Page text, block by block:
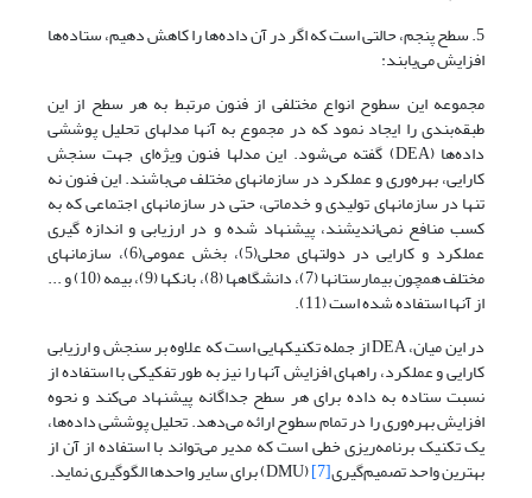
5. سطح پنجم، حالتی است که اگر در آن داده‌ها را کاهش دهیم، ستاده‌ها
افزایش می‌یابند:
مجموعه این سطوح انواع مختلفی از فنون مرتبط به هر سطح از این
طبقه‌بندی را ایجاد نمود که در مجموع به آنها مدلهای تحلیل پوششی
داده‌ها (DEA) گفته می‌شود. این مدلها فنون ویژه‌ای جهت سنجش
کارایی، بهره‌وری و عملکرد در سازمانهای مختلف می‌باشند. این فنون نه
تنها در سازمانهای تولیدی و خدماتی، حتی در سازمانهای اجتماعی که به
کسب منافع نمی‌اندیشند، پیشنهاد شده و در ارزیابی و اندازه گیری
عملکرد و کارایی در دولتهای محلی(5)، بخش عمومی(6)، سازمانهای
مختلف همچون بیمارستانها (7)، دانشگاهها (8)، بانکها (9)، بیمه (10) و ...
از آنها استفاده شده است (11).
در این میان، DEA از جمله تکنیکهایی است که علاوه بر سنجش و ارزیابی
کارایی و عملکرد، راههای افزایش آنها را نیز به طور تفکیکی با استفاده از
نسبت ستاده به داده برای هر سطح جداگانه پیشنهاد می‌کند و نحوه
افزایش بهره‌وری را در تمام سطوح ارائه می‌دهد. تحلیل پوششی داده‌ها،
یک تکنیک برنامه‌ریزی خطی است که مدیر می‌تواند با استفاده از آن از
بهترین واحد تصمیم‌گیری[7] (DMU) برای سایر واحدها الگوگیری نماید.